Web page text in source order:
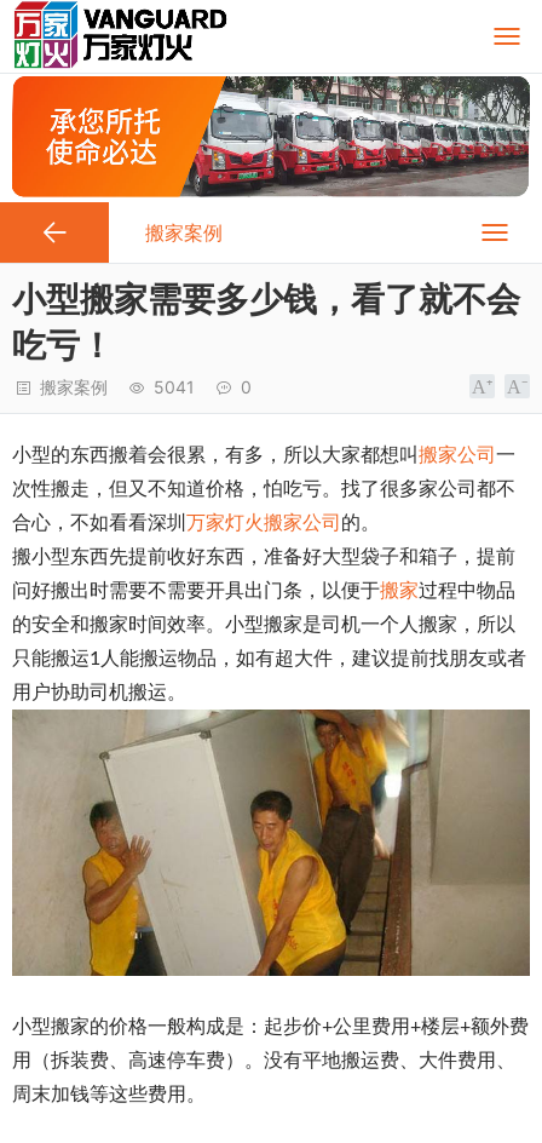
搬家案例
小型搬家需要多少钱，看了就不会
吃亏！
搬家案例 5041 0
小型的东西搬着会很累，有多，所以大家都想叫搬家公司 一
次性搬走，但又不知道价格，怕吃亏。找了很多家公司都不
合心，不如看看深圳 万家灯火搬家公司 的。
搬小型东西先提前收好东西，准备好大型袋子和箱子，提前
问好搬出时需要不需要开具出门条，以便于搬家过程中物品
的安全和搬家时间效率。小型搬家是司机一个人搬家，所以
只能搬运1人能搬运物品，如有超大件，建议提前找朋友或者
用户协助司机搬运。
小型搬家的价格一般构成是：起步价+公里费用+楼层+额外费
用（拆装费、高速停车费）。没有平地搬运费、大件费用、
周末加钱等这些费用。